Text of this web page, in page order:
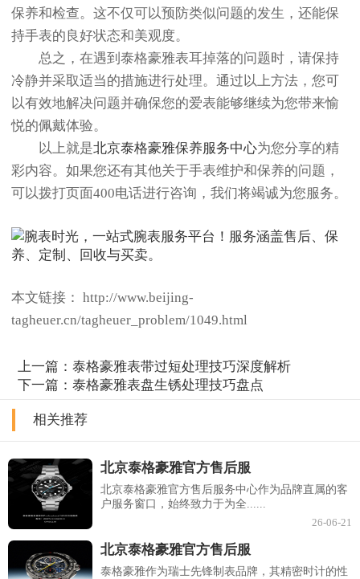
保养和检查。这不仅可以预防类似问题的发生，还能保
持手表的良好状态和美观度。
总之，在遇到泰格豪雅表耳掉落的问题时，请保持
冷静并采取适当的措施进行处理。通过以上方法，您可
以有效地解决问题并确保您的爱表能够继续为您带来愉
悦的佩戴体验。
以上就是北京泰格豪雅保养服务中心为您分享的精
彩内容。如果您还有其他关于手表维护和保养的问题，
可以拨打页面400电话进行咨询，我们将竭诚为您服务。
本文链接： http://www.beijing-
tagheuer.cn/tagheuer_problem/1049.html
上一篇：泰格豪雅表带过短处理技巧深度解析
下一篇：泰格豪雅表盘生锈处理技巧盘点
相关推荐
北京泰格豪雅官方售后服
北京泰格豪雅官方售后服务中心作为品牌直属的客
户服务窗口，始终致力于为全......
26-06-21
北京泰格豪雅官方售后服
泰格豪雅作为瑞士先锋制表品牌，其精密时计的性